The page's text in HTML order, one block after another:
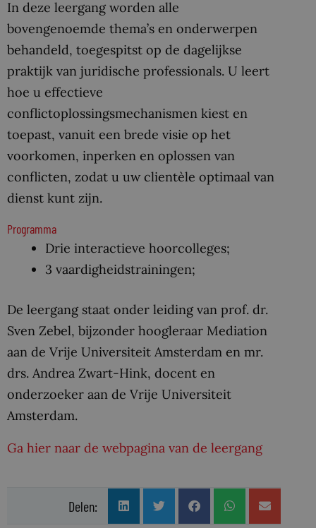
In deze leergang worden alle
bovengenoemde thema’s en onderwerpen
behandeld, toegespitst op de dagelijkse
praktijk van juridische professionals. U leert
hoe u effectieve
conflictoplossingsmechanismen kiest en
toepast, vanuit een brede visie op het
voorkomen, inperken en oplossen van
conflicten, zodat u uw clientèle optimaal van
dienst kunt zijn.
Programma
Drie interactieve hoorcolleges;
3 vaardigheidstrainingen;
De leergang staat onder leiding van prof. dr.
Sven Zebel, bijzonder hoogleraar Mediation
aan de Vrije Universiteit Amsterdam en mr.
drs. Andrea Zwart-Hink, docent en
onderzoeker aan de Vrije Universiteit
Amsterdam.
Ga hier naar de webpagina van de leergang
Delen: